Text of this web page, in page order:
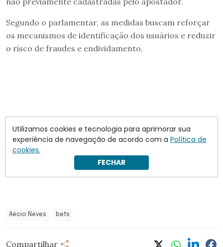
Segundo o parlamentar, as medidas buscam reforçar
os mecanismos de identificação dos usuários e reduzir
o risco de fraudes e endividamento.
Aécio Neves bets
Compartilhar
Utilizamos cookies e tecnologia para aprimorar sua
experiência de navegação de acordo com a Política de
cookies.
FECHAR